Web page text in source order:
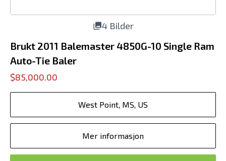
4 Bilder
Brukt 2011 Balemaster 4850G-10 Single Ram
Auto-Tie Baler
$85,000.00
West Point, MS, US
Mer informasjon